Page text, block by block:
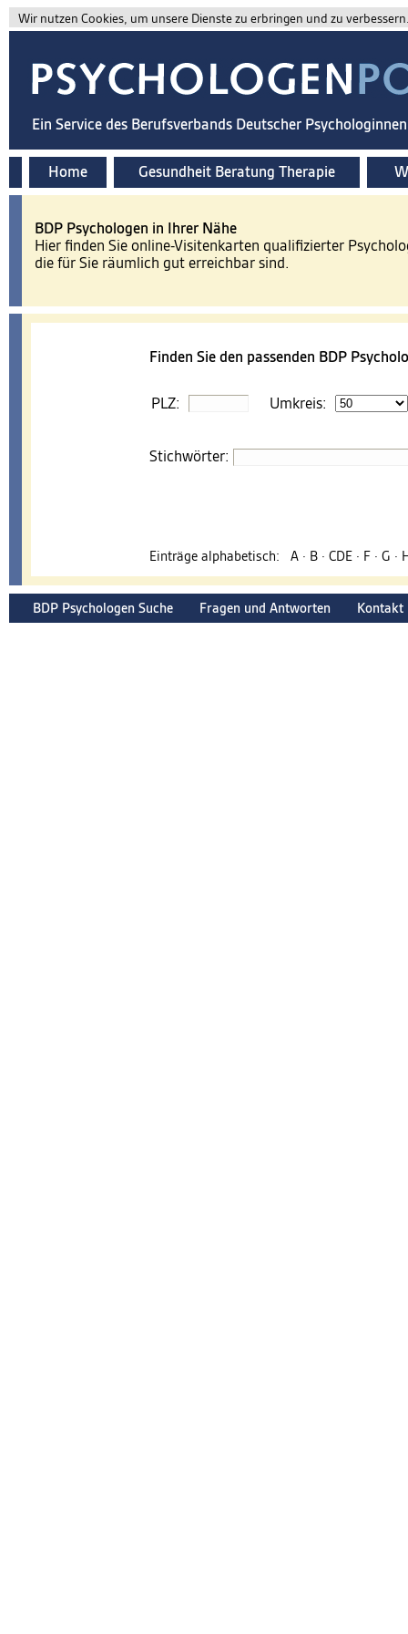
Wir nutzen Cookies, um unsere Dienste zu erbringen und zu
Ein Service des Berufsverbands Deutscher
Home Gesundheit Beratung Therapie
BDP Psychologen in Ihrer Nähe
Hier finden Sie online-Visitenkarten qualifizierter
die für Sie räumlich gut erreichbar sind.
Finden Sie den passenden BDP
PLZ: Umkreis:
Stichwörter:
Einträge alphabetisch: A· B· CDE· F· G ·
BDP Psychologen Suche Fragen und Antworten Kontakt